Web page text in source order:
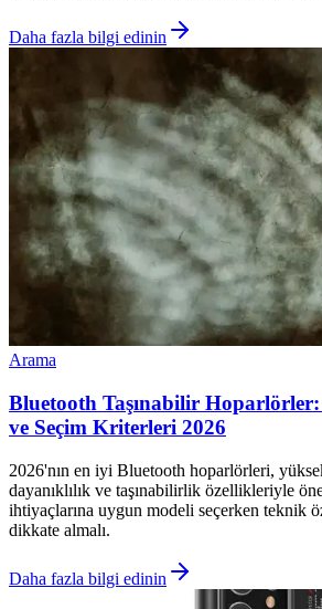
Daha fazla bilgi edinin
Arama
Bluetooth Taşınabilir
ve Seçim Kriterleri 2026
2026'nın en iyi Bluetooth hoparlörleri,
dayanıklılık ve taşınabilirlik özellikleriyle
ihtiyaçlarına uygun modeli seçerken teknik
dikkate almalı.
Daha fazla bilgi edinin